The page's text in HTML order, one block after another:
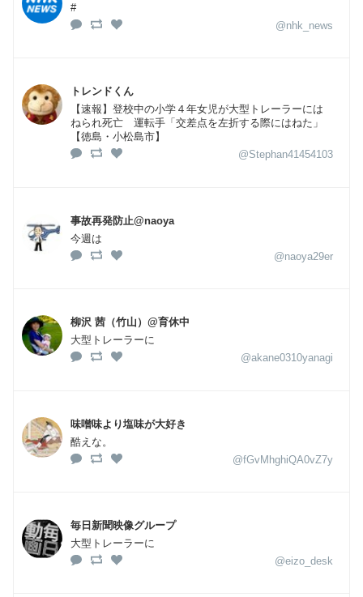
#
@nhk_news
トレンドくん
【速報】登校中の小学４年女児が大型トレーラーには
ねられ死亡 運転手「交差点を左折する際にはねた」
【徳島・小松島市】
@Stephan41454103
事故再発防止@naoya
今週は
@naoya29er
柳沢 茜（竹山）@育休中
大型トレーラーに
@akane0310yanagi
味噌味より塩味が大好き
酷えな。
@fGvMhghiQA0vZ7y
毎日新聞映像グループ
大型トレーラーに
@eizo_desk